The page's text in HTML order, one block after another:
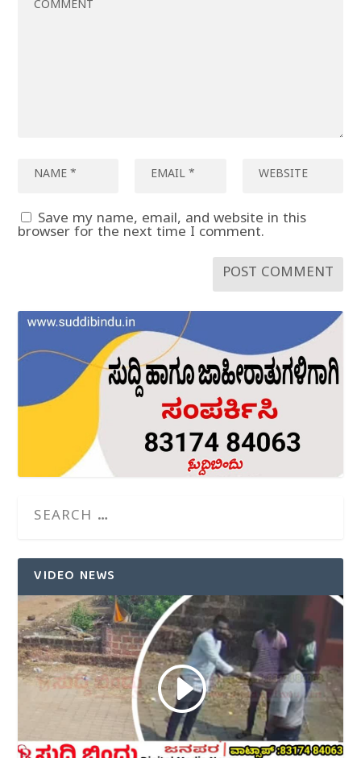
Save my name, email, and website in this
browser for the next time I comment.
VIDEO NEWS